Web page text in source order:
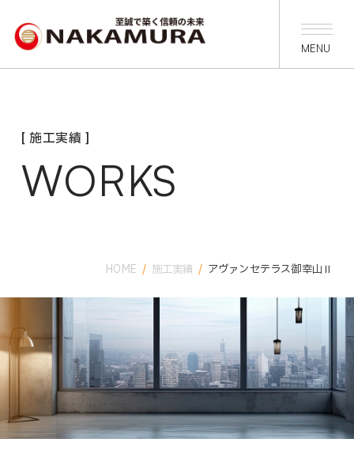
[ 施工実績 ]
WORKS
HOME / 施工実績 / アヴァンセテラス御幸山Ⅱ